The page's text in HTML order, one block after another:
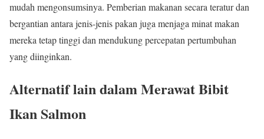
mudah mengonsumsinya. Pemberian makanan secara teratur dan
bergantian antara jenis-jenis pakan juga menjaga minat makan
mereka tetap tinggi dan mendukung percepatan pertumbuhan
yang diinginkan.
Alternatif lain dalam Merawat Bibit
Ikan Salmon